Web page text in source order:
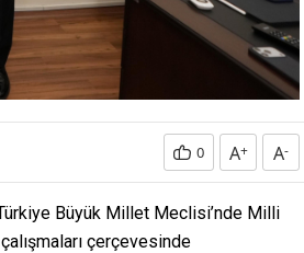
0 A+ A-
Büyük Millet Meclisi’nde Milli
çerçevesinde